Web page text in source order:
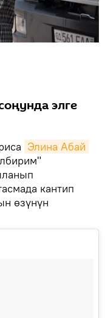
элге
Элина Абай
кантип
өзүнүн